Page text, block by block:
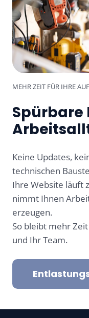
MEHR ZEIT FÜR IHRE
Spürbare
Keine Updates,
technischen
Ihre Website läuft
nimmt Ihnen
erzeugen.
So bleibt mehr
und Ihr Team.